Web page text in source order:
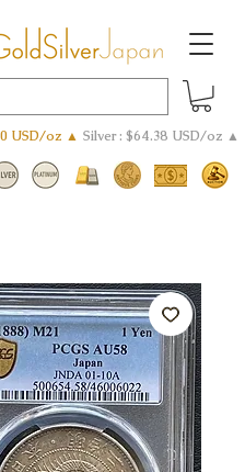
USD/oz ▲ Silver : $64.38 USD/oz ▲